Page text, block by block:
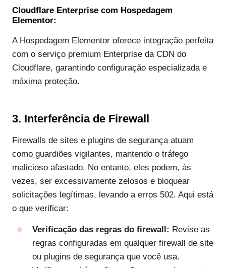
Cloudflare Enterprise com Hospedagem
Elementor:
A Hospedagem Elementor oferece integração perfeita
com o serviço premium Enterprise da CDN do
Cloudflare, garantindo configuração especializada e
máxima proteção.
3. Interferência de Firewall
Firewalls de sites e plugins de segurança atuam
como guardiões vigilantes, mantendo o tráfego
malicioso afastado. No entanto, eles podem, às
vezes, ser excessivamente zelosos e bloquear
solicitações legítimas, levando a erros 502. Aqui está
o que verificar:
Verificação das regras do firewall: Revise as
regras configuradas em qualquer firewall de site
ou plugins de segurança que você usa.